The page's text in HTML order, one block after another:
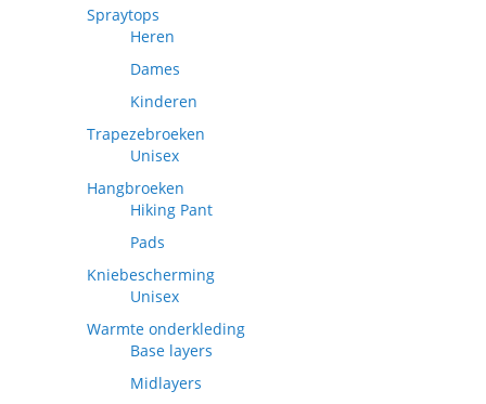
Spraytops
Heren
Dames
Kinderen
Trapezebroeken
Unisex
Hangbroeken
Hiking Pant
Pads
Kniebescherming
Unisex
Warmte onderkleding
Base layers
Midlayers